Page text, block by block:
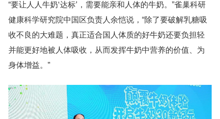
“要让人人牛奶‘达标’，需要能亲和人体的牛奶。”雀巢科研
健康科学研究院中国区负责人余恺说，“除了要破解乳糖吸
收不良的大难题，真正适合国人体质的好牛奶还要负担轻
并能更好地被人体吸收，从而发挥牛奶中营养的价值、为
身体增益。”